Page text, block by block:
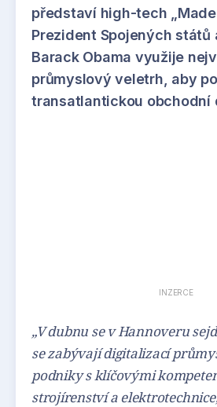
představí high-tech „Made
Prezident Spojených států
Barack Obama využije
průmyslový veletrh, aby
transatlantickou obchodní
INZERCE
„V dubnu se v Hannoveru
se zabývají digitalizací
podniky s klíčovými
strojírenství a